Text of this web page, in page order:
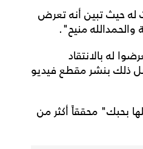
له حيث تبين أنه تعرض
منيح".
له بالانتقاد
ذلك بنشر مقطع فيديو
بحبك" محققاً أكثر من